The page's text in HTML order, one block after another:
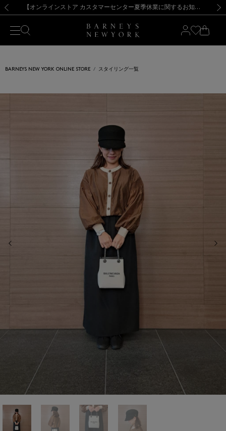
新規登録のお客様も対象！＜MY BARNEYS＞会員のお客様は11,000円（税込）以上のお買上げで常時送料無料！お買い物の際は会員登録を！
【夏季休業に伴う出荷一時停止のお知らせ】(2026.8.7) 【オンラインストア カスタマーセンター夏季休業に関するお知らせ】（2026.8.7）
【夏季休業に伴う返品・交換承り一時停止のお知らせ】（2026.8.5）
熊本県を中心とした地震の影響によるお荷物のお届けについて
【開催中】SUMMER SALEのご案内・ご注意事項 新規登録のお客様も対象！＜MY BARNEYS＞会員のお客様は11,000円（税込）以上のお買上げで常時送料無料！お買い物の際は会員登録を！
【夏季休業に伴う出荷一時停止のお知らせ】(2026.8.7)
BARNEYS NEW YORK ONLINE STORE スタイリング一覧